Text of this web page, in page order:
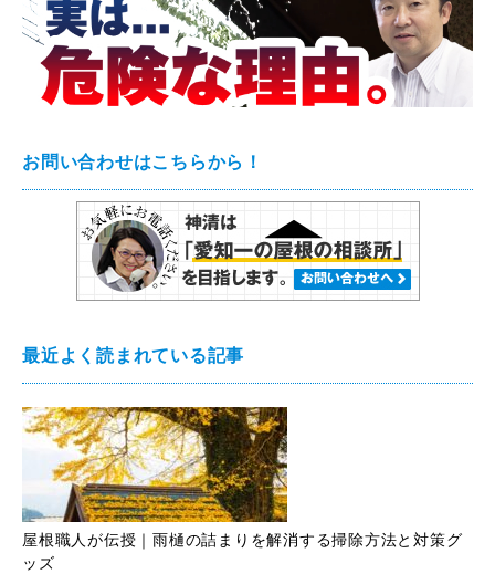
お問い合わせはこちらから！
最近よく読まれている記事
屋根職人が伝授｜雨樋の詰まりを解消する掃除方法と対策グ
ッズ